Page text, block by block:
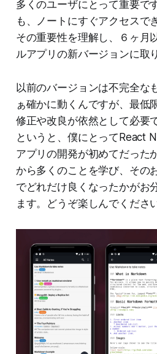
多くのユーザにとって重要で
も、ノートにすぐアクセスで
その重要性を理解し、６ヶ月
ルアプリの新バージョンに取
以前のバージョンは不完全な
ぁ確かに動くんですが、最低
修正や改良が依然として必要
というと、僕にとってReact
アプリの開発が初めてだった
から多くのことを学び、その
でどれだけ良くなったかがお
ます。どうぞ楽しんでくださ